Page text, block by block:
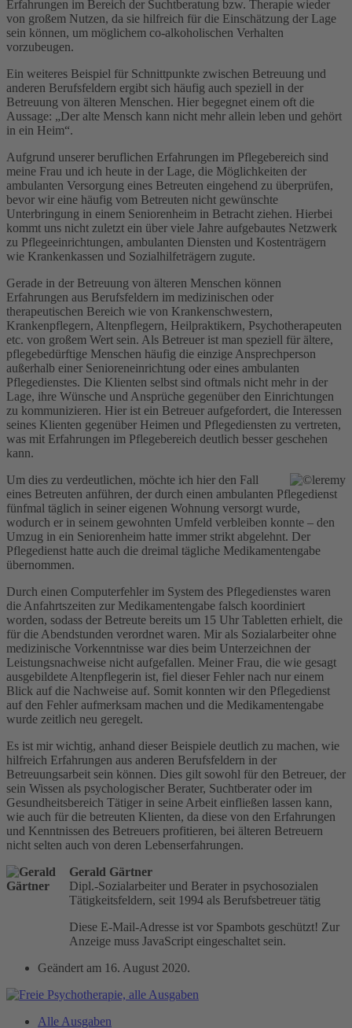
Erfahrungen im Bereich der Suchtberatung bzw. Therapie wieder
von großem Nutzen, da sie hilfreich für die Einschätzung der Lage
sein können, um möglichem co-alkoholischen Verhalten
vorzubeugen.
Ein weiteres Beispiel für Schnittpunkte zwischen Betreuung und
anderen Berufsfeldern ergibt sich häufig auch speziell in der
Betreuung von älteren Menschen. Hier begegnet einem oft die
Aussage: „Der alte Mensch kann nicht mehr allein leben und gehört
in ein Heim“.
Aufgrund unserer beruflichen Erfahrungen im Pflegebereich sind
meine Frau und ich heute in der Lage, die Möglichkeiten der
ambulanten Versorgung eines Betreuten eingehend zu überprüfen,
bevor wir eine häufig vom Betreuten nicht gewünschte
Unterbringung in einem Seniorenheim in Betracht ziehen. Hierbei
kommt uns nicht zuletzt ein über viele Jahre aufgebautes Netzwerk
zu Pflegeeinrichtungen, ambulanten Diensten und Kostenträgern
wie Krankenkassen und Sozialhilfeträgern zugute.
Gerade in der Betreuung von älteren Menschen können
Erfahrungen aus Berufsfeldern im medizinischen oder
therapeutischen Bereich wie von Krankenschwestern,
Krankenpflegern, Altenpflegern, Heilpraktikern, Psychotherapeuten
etc. von großem Wert sein. Als Betreuer ist man speziell für ältere,
pflegebedürftige Menschen häufig die einzige Ansprechperson
außerhalb einer Senioreneinrichtung oder eines ambulanten
Pflegedienstes. Die Klienten selbst sind oftmals nicht mehr in der
Lage, ihre Wünsche und Ansprüche gegenüber den Einrichtungen
zu kommunizieren. Hier ist ein Betreuer aufgefordert, die Interessen
seines Klienten gegenüber Heimen und Pflegediensten zu vertreten,
was mit Erfahrungen im Pflegebereich deutlich besser geschehen
kann.
Um dies zu verdeutlichen, möchte ich hier den Fall
eines Betreuten anführen, der durch einen ambulanten Pflegedienst
fünfmal täglich in seiner eigenen Wohnung versorgt wurde,
wodurch er in seinem gewohnten Umfeld verbleiben konnte – den
Umzug in ein Seniorenheim hatte immer strikt abgelehnt. Der
Pflegedienst hatte auch die dreimal tägliche Medikamentengabe
übernommen.
Durch einen Computerfehler im System des Pflegedienstes waren
die Anfahrtszeiten zur Medikamentengabe falsch koordiniert
worden, sodass der Betreute bereits um 15 Uhr Tabletten erhielt, die
für die Abendstunden verordnet waren. Mir als Sozialarbeiter ohne
medizinische Vorkenntnisse war dies beim Unterzeichnen der
Leistungsnachweise nicht aufgefallen. Meiner Frau, die wie gesagt
ausgebildete Altenpflegerin ist, fiel dieser Fehler nach nur einem
Blick auf die Nachweise auf. Somit konnten wir den Pflegedienst
auf den Fehler aufmerksam machen und die Medikamentengabe
wurde zeitlich neu geregelt.
Es ist mir wichtig, anhand dieser Beispiele deutlich zu machen, wie
hilfreich Erfahrungen aus anderen Berufsfeldern in der
Betreuungsarbeit sein können. Dies gilt sowohl für den Betreuer, der
sein Wissen als psychologischer Berater, Suchtberater oder im
Gesundheitsbereich Tätiger in seine Arbeit einfließen lassen kann,
wie auch für die betreuten Klienten, da diese von den Erfahrungen
und Kenntnissen des Betreuers profitieren, bei älteren Betreuern
nicht selten auch von deren Lebenserfahrungen.
Gerald Gärtner
Dipl.-Sozialarbeiter und Berater in psychosozialen
Tätigkeitsfeldern, seit 1994 als Berufsbetreuer tätig
Diese E-Mail-Adresse ist vor Spambots geschützt! Zur
Anzeige muss JavaScript eingeschaltet sein.
Geändert am 16. August 2020.
Alle Ausgaben